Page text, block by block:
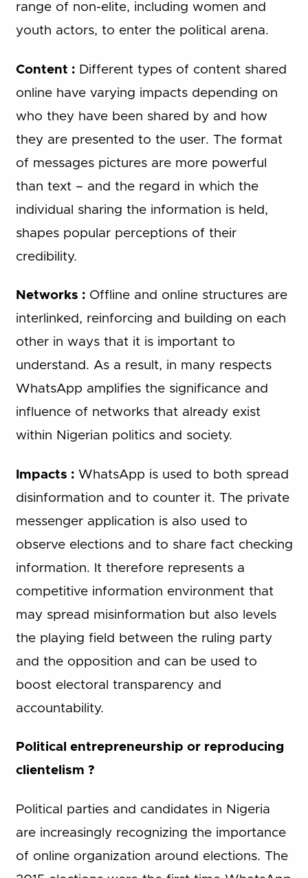
range of non-elite, including women and
youth actors, to enter the political arena.
Content : Different types of content shared
online have varying impacts depending on
who they have been shared by and how
they are presented to the user. The format
of messages pictures are more powerful
than text – and the regard in which the
individual sharing the information is held,
shapes popular perceptions of their
credibility.
Networks : Offline and online structures are
interlinked, reinforcing and building on each
other in ways that it is important to
understand. As a result, in many respects
WhatsApp amplifies the significance and
influence of networks that already exist
within Nigerian politics and society.
Impacts : WhatsApp is used to both spread
disinformation and to counter it. The private
messenger application is also used to
observe elections and to share fact checking
information. It therefore represents a
competitive information environment that
may spread misinformation but also levels
the playing field between the ruling party
and the opposition and can be used to
boost electoral transparency and
accountability.
Political entrepreneurship or reproducing
clientelism ?
Political parties and candidates in Nigeria
are increasingly recognizing the importance
of online organization around elections. The